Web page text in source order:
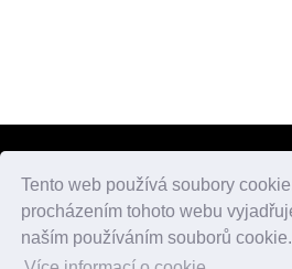
Tento web používá soubory
procházením tohoto webu
naším používáním souborů cookie.
atlasmest.cz atlaspamatek.info